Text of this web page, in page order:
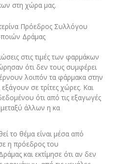
στη χώρα μας.
Πρόεδρος Συλλόγου
Δράμας
στις τιμές των φαρμάκων
ότι δεν τους συμφέρει
λοιπόν τα φάρμακα στην
σε τρίτες χώρες. Και
ότι από τις εξαγωγές
μεταξύ άλλων η κα
το θέμα είναι μέσα από
η πρόεδρος του
και εκτίμησε ότι αν δεν